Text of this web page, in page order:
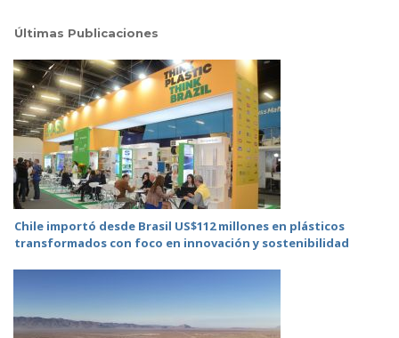
Últimas Publicaciones
Chile importó desde Brasil US$112 millones en plásticos
transformados con foco en innovación y sostenibilidad